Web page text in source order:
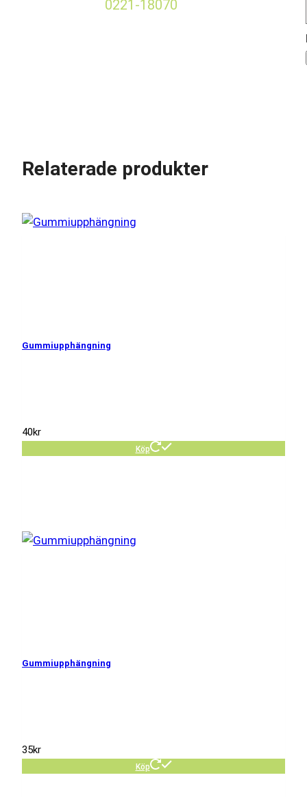
0221-18070
Relaterade produkter
Gummiupphängning
40kr
Köp
Gummiupphängning
35kr
Köp